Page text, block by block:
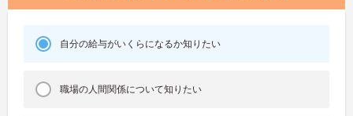
自分の給与がいくらになるか知りたい
職場の人間関係について知りたい